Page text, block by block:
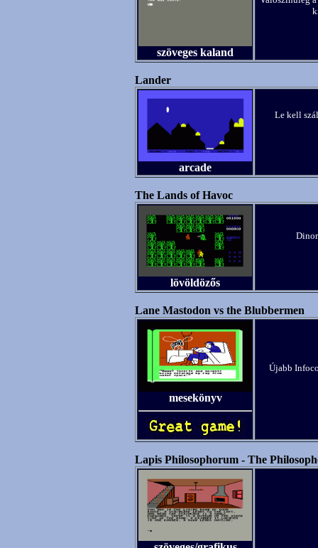
szöveges kaland
Lander
arcade
Le kell
The Lands of Havoc
lövöldözős
Lane Mastodon vs the Blubbermen
mesekönyv
Újabb
Lapis Philosophorum - The